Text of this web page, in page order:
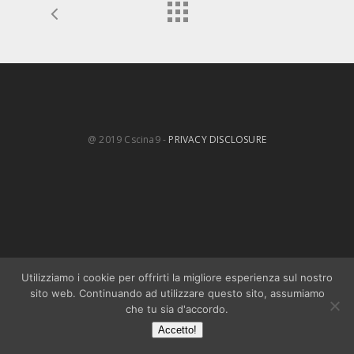
@ 2019 Cscina9 - PRIVACY DISCLOSURE
Utilizziamo i cookie per offrirti la migliore esperienza sul nostro
sito web. Continuando ad utilizzare questo sito, assumiamo
che tu sia d'accordo.
Accetto!